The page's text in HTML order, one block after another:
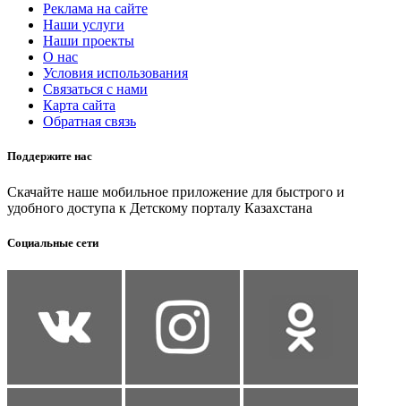
Реклама на сайте
Наши услуги
Наши проекты
О нас
Условия использования
Связаться с нами
Карта сайта
Обратная связь
Поддержите нас
Скачайте наше мобильное приложение для быстрого и
удобного доступа к Детскому порталу Казахстана
Социальные сети